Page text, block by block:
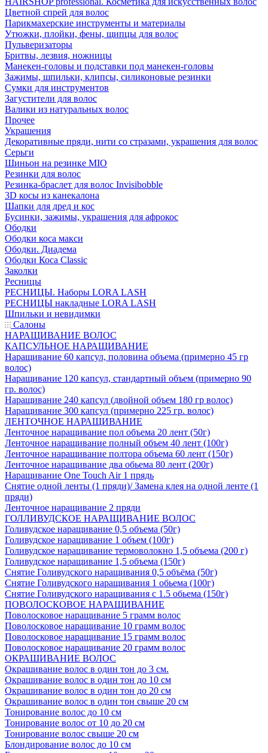
Цветной спрей для волос
Парикмахерские инструменты и материалы
Утюжки, плойки, фены, щипцы для волос
Пульверизаторы
Бритвы, лезвия, ножницы
Манекен-головы и подставки под манекен-головы
Зажимы, шпильки, клипсы, силиконовые резинки
Сумки для инструментов
Загустители для волос
Валики из натуральных волос
Прочее
Украшения
Декоративные пряди, нити со стразами, украшения для волос
Серьги
Шиньон на резинке MIO
Резинки для волос
Резинка-браслет для волос Invisibobble
3D косы из канекалона
Шапки для дред и кос
Бусинки, зажимы, украшения для афрокос
Ободки
Ободки коса макси
Ободки. Диадема
Ободки Коса Classic
Заколки
Ресницы
РЕСНИЦЫ. Наборы LORA LASH
РЕСНИЦЫ накладные LORA LASH
Шпильки и невидимки
Салоны
НАРАЩИВАНИЕ ВОЛОС
КАПСУЛЬНОЕ НАРАЩИВАНИЕ
Наращивание 60 капсул, половина объема (примерно 45 гр
волос)
Наращивание 120 капсул, стандартный объем (примерно 90
гр. волос)
Наращивание 240 капсул (двойной объем 180 гр волос)
Наращивание 300 капсул (примерно 225 гр. волос)
ЛЕНТОЧНОЕ НАРАЩИВАНИЕ
Ленточное наращивание пол объема 20 лент (50г)
Ленточное наращивание полный объем 40 лент (100г)
Ленточное наращивание полтора объема 60 лент (150г)
Ленточное наращивание два обьема 80 лент (200г)
Наращивание One Touch Air 1 прядь
Снятие одной ленты (1 пряди)/ Замена клея на одной ленте (1
пряди)
Ленточное наращивание 2 пряди
ГОЛЛИВУДСКОЕ НАРАЩИВАНИЕ ВОЛОС
Голивудское наращивание 0,5 объема (50г)
Голивудское наращивание 1 объем (100г)
Голивудское наращивание термоволокно 1,5 объема (200 г)
Голивудское наращивание 1,5 объема (150г)
Снятие Голивудского наращивания 0,5 объёма (50г)
Снятие Голивудского наращивания 1 обьема (100г)
Снятие Голивудского наращивания с 1.5 обьема (150г)
ПОВОЛОСКОВОЕ НАРАЩИВАНИЕ
Поволосковое наращивание 5 грамм волос
Поволосковое наращивание 10 грамм волос
Поволосковое наращивание 15 грамм волос
Поволосковое наращивание 20 грамм волос
ОКРАШИВАНИЕ ВОЛОС
Окрашивание волос в один тон до 3 см.
Окрашивание волос в один тон до 10 см
Окрашивание волос в один тон до 20 см
Окрашивание волос в один тон свыше 20 см
Тонирование волос до 10 см
Тонирование волос от 10 до 20 см
Тонирование волос свыше 20 см
Блондирование волос до 10 см